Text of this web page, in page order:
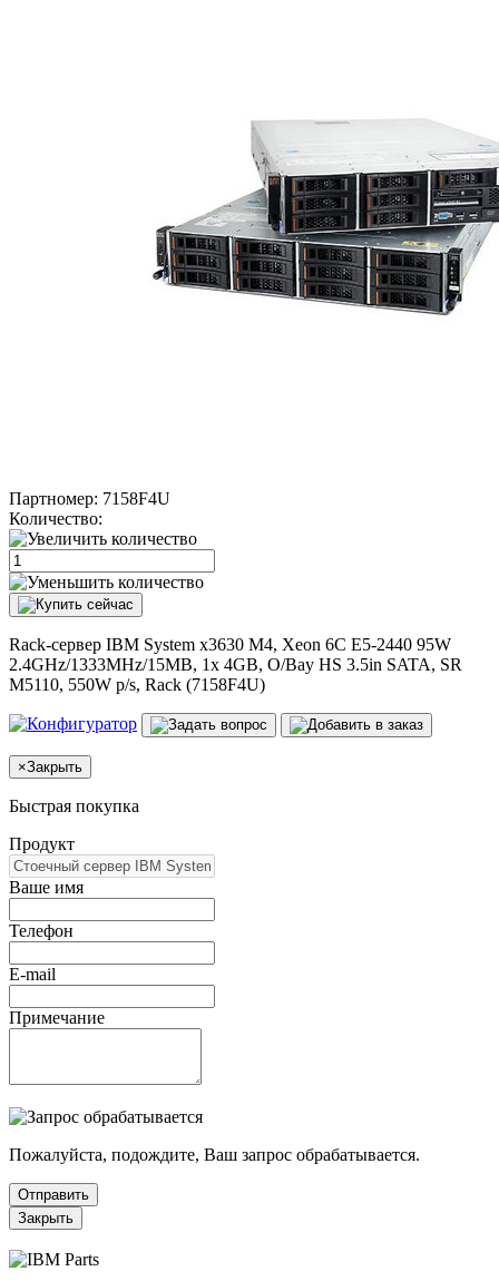
Партномер: 7158F4U
Количество:
Rack-сервер IBM System x3630 M4, Xeon 6C E5-2440 95W
2.4GHz/1333MHz/15MB, 1x 4GB, O/Bay HS 3.5in SATA, SR
M5110, 550W p/s, Rack (7158F4U)
×Закрыть
Быстрая покупка
Продукт
Ваше имя
Телефон
E-mail
Примечание
Пожалуйста, подождите, Ваш запрос обрабатывается.
Отправить
Закрыть